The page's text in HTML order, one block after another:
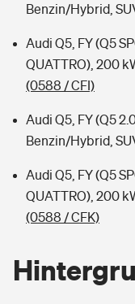
Benzin/Hybrid,
Audi Q5, FY (Q5
QUATTRO), 200
(0588 / CFI)
Audi Q5, FY (Q5
Benzin/Hybrid,
Audi Q5, FY (Q5
QUATTRO), 200
(0588 / CFK)